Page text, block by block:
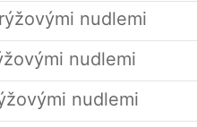
nudlemi
nudlemi
nudlemi